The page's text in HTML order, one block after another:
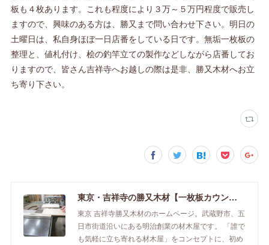
板も４枚あります。これも程度により３万～５万円程度で販売し
ますので、興味のある方は、勝又まで問い合わせ下さい。明日の
土曜日は、私自身ほぼ一日店番をしている日です。無垢一枚板の
整理と、値札付け、桧の釣竿立ての製作などしながら店番してお
りますので、皆さん吉祥寺へお越しの際は是非、勝又木材へお立
ち寄り下さい。
東京・吉祥寺の勝又木材【一枚板カウンター】
東京 吉祥寺勝又木材のホームページ。武蔵野市、五
日市街道沿いにある明治創業の材木屋です。 「誰で
も気軽に立ち寄れる材木屋」をコンセプトに、初め